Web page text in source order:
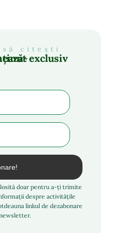
să citești
conținut exclusiv
doar pentru a-ți trimite
despre activitățile
linkul de dezabonare